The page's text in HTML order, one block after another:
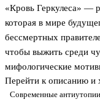
Современные антиутопии
«Кровь Геркулеса» —
которая в мире
бессмертных
чтобы выжить среди
мифологические
реальность с
испытаниями для тех,
Перейти к описанию и